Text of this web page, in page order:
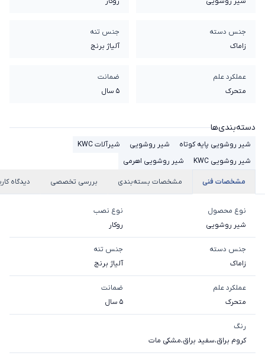
جنس دسته
زاماک
جنس تنه
آلیاژ برنج
عملکرد علم
متحرک
ضمانت
5 سال
دسته‌بندی‌ها
شیر روشویی پایه کوتاه شیر روشویی
شیرآلات KWC
شیر روشویی KWC
شیر روشویی اهرمی
مشخصات فنی مشخصات بسته‌بندی بررسی تخصصی دیدگاه
نوع محصول
شیر روشویی
نوع نصب
روکار
جنس دسته
زاماک
جنس تنه
آلیاژ برنج
عملکرد علم
متحرک
ضمانت
5 سال
رنگ
کروم براق،سفید براق،مشکی مات